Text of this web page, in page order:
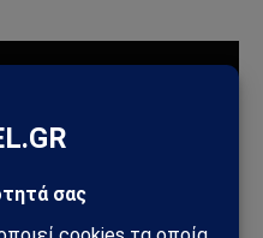
Η Meridiam παίρνει
δυναμικά στο
προετοιμάζει μεγάλη